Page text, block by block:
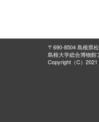
〒690-8504 島根県
島根大学総合博物館
Copyright（C）